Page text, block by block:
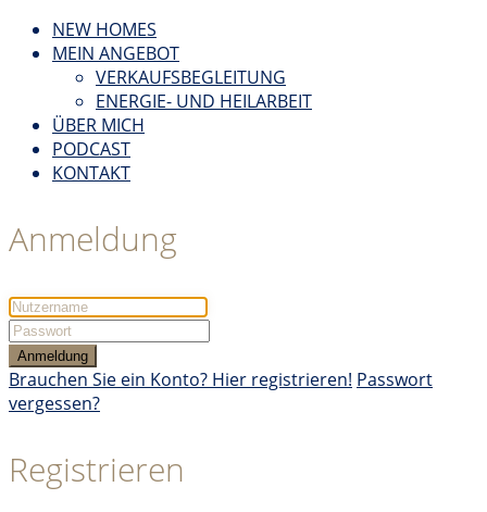
NEW HOMES
MEIN ANGEBOT
VERKAUFSBEGLEITUNG
ENERGIE- UND HEILARBEIT
ÜBER MICH
PODCAST
KONTAKT
Anmeldung
Anmeldung
Brauchen Sie ein Konto? Hier registrieren! Passwort
vergessen?
Registrieren